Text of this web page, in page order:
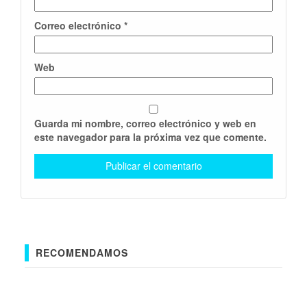
Correo electrónico *
Web
Guarda mi nombre, correo electrónico y web en
este navegador para la próxima vez que comente.
RECOMENDAMOS